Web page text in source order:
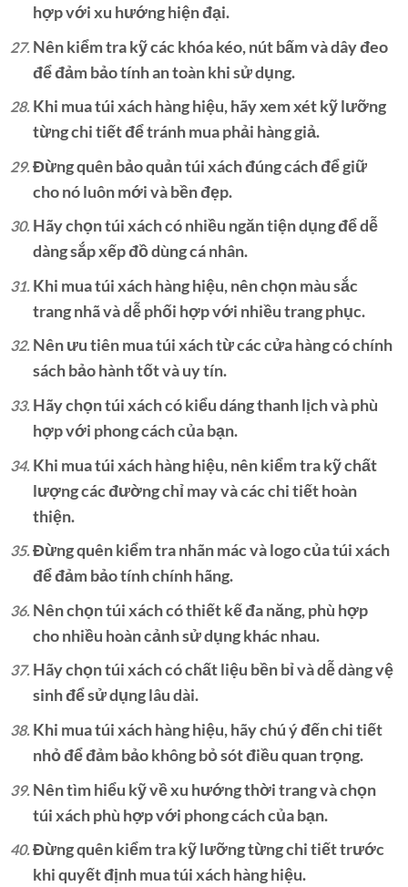
hợp với xu hướng hiện đại.
Nên kiểm tra kỹ các khóa kéo, nút bấm và dây đeo
để đảm bảo tính an toàn khi sử dụng.
Khi mua túi xách hàng hiệu, hãy xem xét kỹ lưỡng
từng chi tiết để tránh mua phải hàng giả.
Đừng quên bảo quản túi xách đúng cách để giữ
cho nó luôn mới và bền đẹp.
Hãy chọn túi xách có nhiều ngăn tiện dụng để dễ
dàng sắp xếp đồ dùng cá nhân.
Khi mua túi xách hàng hiệu, nên chọn màu sắc
trang nhã và dễ phối hợp với nhiều trang phục.
Nên ưu tiên mua túi xách từ các cửa hàng có chính
sách bảo hành tốt và uy tín.
Hãy chọn túi xách có kiểu dáng thanh lịch và phù
hợp với phong cách của bạn.
Khi mua túi xách hàng hiệu, nên kiểm tra kỹ chất
lượng các đường chỉ may và các chi tiết hoàn
thiện.
Đừng quên kiểm tra nhãn mác và logo của túi xách
để đảm bảo tính chính hãng.
Nên chọn túi xách có thiết kế đa năng, phù hợp
cho nhiều hoàn cảnh sử dụng khác nhau.
Hãy chọn túi xách có chất liệu bền bỉ và dễ dàng vệ
sinh để sử dụng lâu dài.
Khi mua túi xách hàng hiệu, hãy chú ý đến chi tiết
nhỏ để đảm bảo không bỏ sót điều quan trọng.
Nên tìm hiểu kỹ về xu hướng thời trang và chọn
túi xách phù hợp với phong cách của bạn.
Đừng quên kiểm tra kỹ lưỡng từng chi tiết trước
khi quyết định mua túi xách hàng hiệu.